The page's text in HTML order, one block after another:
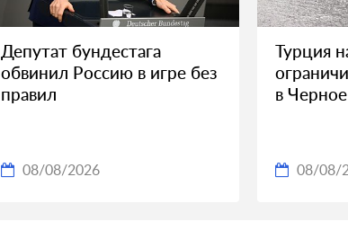
Депутат бундестага
обвинил Россию в игре без
правил
08/08/2026
Турция
в
08/08/